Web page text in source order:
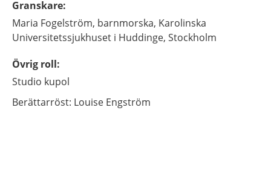
Granskare:
Maria Fogelström, barnmorska, Karolinska
Universitetssjukhuset i Huddinge, Stockholm
Övrig roll:
Studio kupol
Berättarröst: Louise Engström